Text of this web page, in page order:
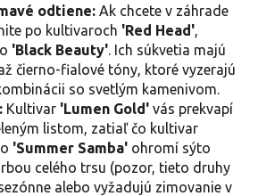
odtiene: Ak chcete v záhrade
po kultivaroch 'Red Head'
'Black Beauty' . Ich súkvetia majú
čierno-fialové tóny, ktoré vyzerajú
so svetlým kamenivom.
Kultivar 'Lumen Gold' vás prekvapí
listom, zatiaľ čo kultivar
'Summer Samba' ohromí sýto
celého trsu (pozor, tieto druhy
alebo vyžadujú zimovanie v